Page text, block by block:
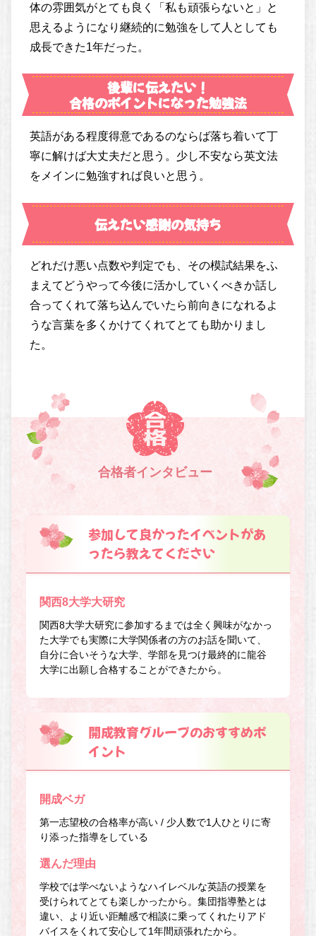
体の雰囲気がとても良く「私も頑張らないと」と
思えるようになり継続的に勉強をして人としても
成長できた1年だった。
後輩に伝えたい！
合格のポイントになった勉強法
英語がある程度得意であるのならば落ち着いて丁
寧に解けば大丈夫だと思う。少し不安なら英文法
をメインに勉強すれば良いと思う。
伝えたい感謝の気持ち
どれだけ悪い点数や判定でも、その模試結果をふ
まえてどうやって今後に活かしていくべきか話し
合ってくれて落ち込んでいたら前向きになれるよ
うな言葉を多くかけてくれてとても助かりまし
た。
合格者インタビュー
参加して良かったイベントがあ
ったら教えてください
関西8大学大研究
関西8大学大研究に参加するまでは全く興味がなかっ
た大学でも実際に大学関係者の方のお話を聞いて、
自分に合いそうな大学、学部を見つけ最終的に龍谷
大学に出願し合格することができたから。
開成教育グループのおすすめポ
イント
開成ベガ
第一志望校の合格率が高い / 少人数で1人ひとりに寄
り添った指導をしている
選んだ理由
学校では学べないようなハイレベルな英語の授業を
受けられてとても楽しかったから。集団指導塾とは
違い、より近い距離感で相談に乗ってくれたりアド
バイスをくれて安心して1年間頑張れたから。